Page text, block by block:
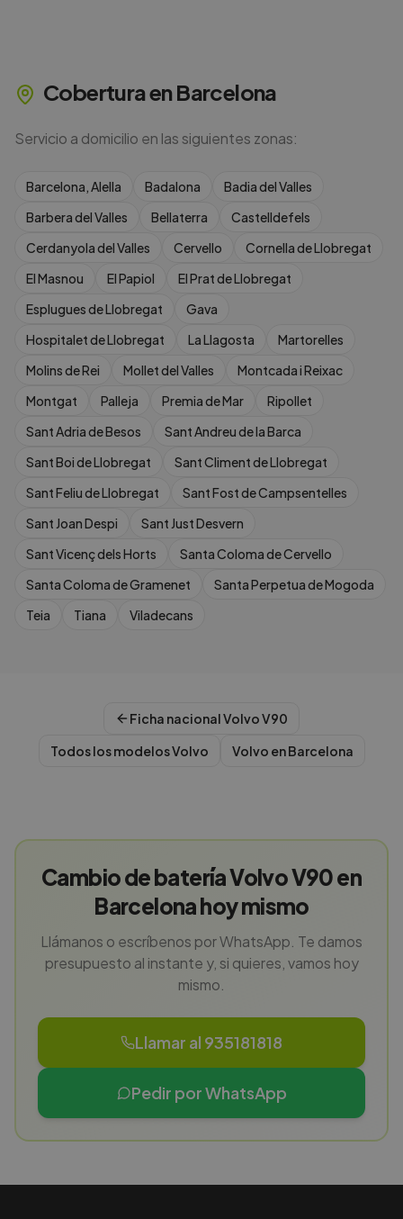
Cobertura enBarcelona
Servicio a domicilio en las siguientes zonas:
Barcelona, Alella Badalona
Badia del Valles
Barbera del Valles
Bellaterra
Castelldefels
Cerdanyola del Valles
Cervello
Cornella de Llobregat
El Masnou
El Papiol
El Prat de Llobregat
Esplugues de Llobregat
Gava
Hospitalet de Llobregat
La Llagosta
Martorelles
Molins de Rei
Mollet del Valles
Montcada i Reixac
Montgat
Palleja Premia de Mar
Ripollet
Sant Adria de Besos
Sant Andreu de la Barca
Sant Boi de Llobregat
Sant Climent de Llobregat
Sant Feliu de Llobregat
Sant Fost de Campsentelles
Sant Joan Despi
Sant Just Desvern
Sant Vicenç dels Horts
Santa Coloma de Cervello
Santa Coloma de Gramenet
Santa Perpetua de Mogoda
Teia
Tiana Viladecans
Ficha nacionalVolvoV90
Todos los modelosVolvo Volvo enBarcelona
Cambio de batería Volvo V90 en
Barcelona hoy mismo
Llámanos o escríbenos por WhatsApp. Te damos
presupuesto al instante y, si quieres, vamos hoy
mismo.
Llamar al 935181818
Pedir por WhatsApp